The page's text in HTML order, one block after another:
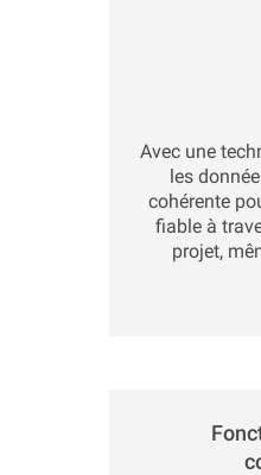
Avec une
les
cohérente
fiable à
projet,